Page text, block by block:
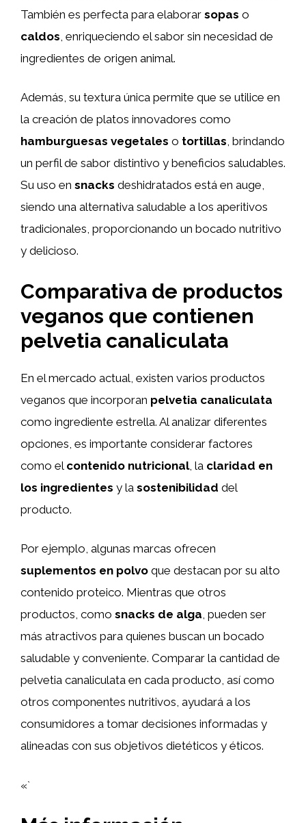
También es perfecta para elaborar sopas o
caldos , enriqueciendo el sabor sin necesidad de
ingredientes de origen animal.
Además, su textura única permite que se utilice en
la creación de platos innovadores como
hamburguesas vegetales o tortillas, brindando
un perfil de sabor distintivo y beneficios saludables.
Su uso en snacks deshidratados está en auge,
siendo una alternativa saludable a los aperitivos
tradicionales, proporcionando un bocado nutritivo
y delicioso.
Comparativa de productos
veganos que contienen
pelvetia canaliculata
En el mercado actual, existen varios productos
veganos que incorporan pelvetia canaliculata
como ingrediente estrella. Al analizar diferentes
opciones, es importante considerar factores
como el contenido nutricional, la claridad en
los ingredientes y la sostenibilidad del
producto.
Por ejemplo, algunas marcas ofrecen
suplementos en polvo que destacan por su alto
contenido proteico. Mientras que otros
productos, como snacks de alga, pueden ser
más atractivos para quienes buscan un bocado
saludable y conveniente. Comparar la cantidad de
pelvetia canaliculata en cada producto, así como
otros componentes nutritivos, ayudará a los
consumidores a tomar decisiones informadas y
alineadas con sus objetivos dietéticos y éticos.
«`